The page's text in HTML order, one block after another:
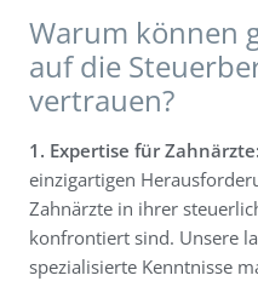
Warum können
auf die
vertrauen?
1. Expertise für Zahnärzte:
einzigartigen
Zahnärzte in ihrer
konfrontiert sind. Unsere
spezialisierte Kenntnisse